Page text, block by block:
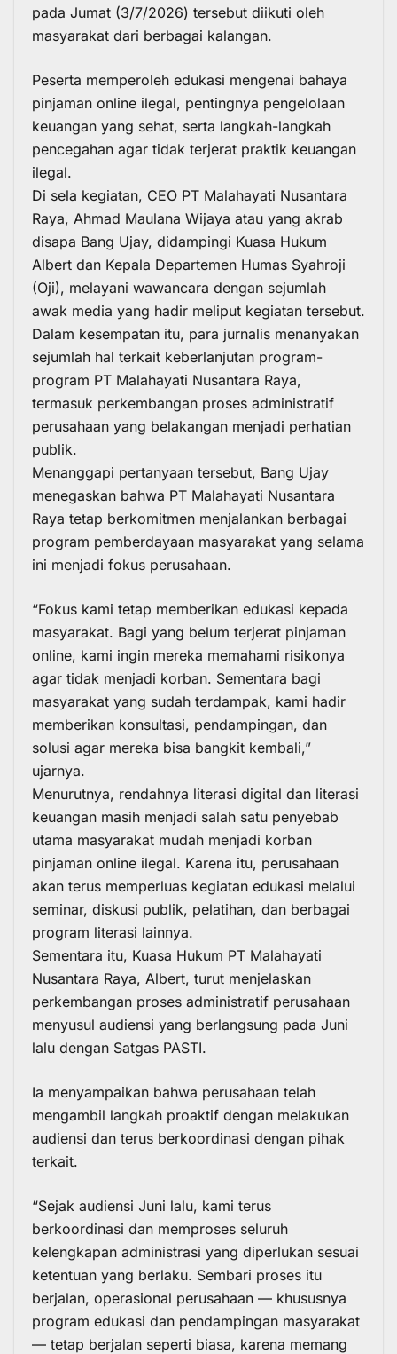
pada Jumat (3/7/2026) tersebut diikuti oleh
masyarakat dari berbagai kalangan.
Peserta memperoleh edukasi mengenai bahaya
pinjaman online ilegal, pentingnya pengelolaan
keuangan yang sehat, serta langkah-langkah
pencegahan agar tidak terjerat praktik keuangan
ilegal.
Di sela kegiatan, CEO PT Malahayati Nusantara
Raya, Ahmad Maulana Wijaya atau yang akrab
disapa Bang Ujay, didampingi Kuasa Hukum
Albert dan Kepala Departemen Humas Syahroji
(Oji), melayani wawancara dengan sejumlah
awak media yang hadir meliput kegiatan tersebut.
Dalam kesempatan itu, para jurnalis menanyakan
sejumlah hal terkait keberlanjutan program-
program PT Malahayati Nusantara Raya,
termasuk perkembangan proses administratif
perusahaan yang belakangan menjadi perhatian
publik.
Menanggapi pertanyaan tersebut, Bang Ujay
menegaskan bahwa PT Malahayati Nusantara
Raya tetap berkomitmen menjalankan berbagai
program pemberdayaan masyarakat yang selama
ini menjadi fokus perusahaan.
“Fokus kami tetap memberikan edukasi kepada
masyarakat. Bagi yang belum terjerat pinjaman
online, kami ingin mereka memahami risikonya
agar tidak menjadi korban. Sementara bagi
masyarakat yang sudah terdampak, kami hadir
memberikan konsultasi, pendampingan, dan
solusi agar mereka bisa bangkit kembali,”
ujarnya.
Menurutnya, rendahnya literasi digital dan literasi
keuangan masih menjadi salah satu penyebab
utama masyarakat mudah menjadi korban
pinjaman online ilegal. Karena itu, perusahaan
akan terus memperluas kegiatan edukasi melalui
seminar, diskusi publik, pelatihan, dan berbagai
program literasi lainnya.
Sementara itu, Kuasa Hukum PT Malahayati
Nusantara Raya, Albert, turut menjelaskan
perkembangan proses administratif perusahaan
menyusul audiensi yang berlangsung pada Juni
lalu dengan Satgas PASTI.
Ia menyampaikan bahwa perusahaan telah
mengambil langkah proaktif dengan melakukan
audiensi dan terus berkoordinasi dengan pihak
terkait.
“Sejak audiensi Juni lalu, kami terus
berkoordinasi dan memproses seluruh
kelengkapan administrasi yang diperlukan sesuai
ketentuan yang berlaku. Sembari proses itu
berjalan, operasional perusahaan — khususnya
program edukasi dan pendampingan masyarakat
— tetap berjalan seperti biasa, karena memang